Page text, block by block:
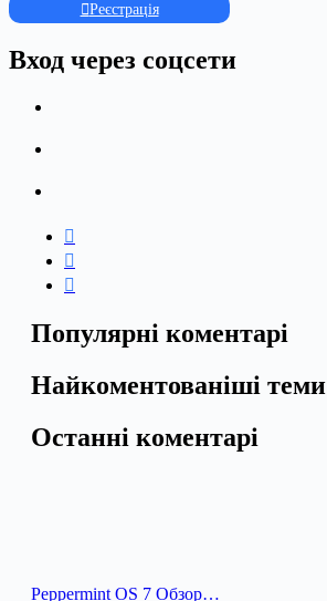
Реєстрація
Вход через соцсети
Популярні коментарі
Найкоментованіші теми
Останні коментарі
Peppermint OS 7 Обзор…